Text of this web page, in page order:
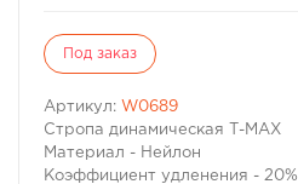
Под заказ
Артикул: W0689
Стропа динамическая Т-МАХ
Материал - Нейлон
Коэффициент удленения - 20%